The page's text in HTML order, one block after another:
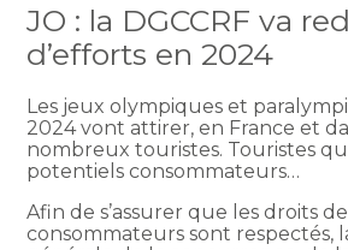
JO : la DGCCRF va
d’efforts en 2024
Les jeux olympiques et
2024 vont attirer, en France et
nombreux touristes. Touristes
potentiels consommateurs…
Afin de s’assurer que les droits
consommateurs sont respectés,